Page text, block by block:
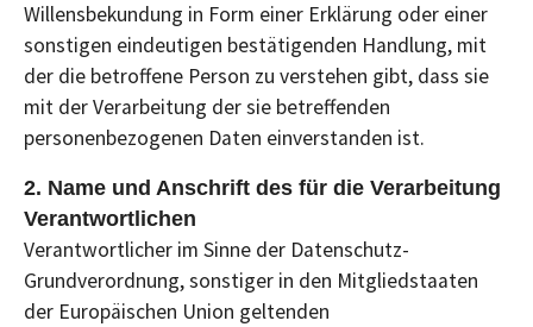
Willensbekundung in Form einer Erklärung oder einer
sonstigen eindeutigen bestätigenden Handlung, mit
der die betroffene Person zu verstehen gibt, dass sie
mit der Verarbeitung der sie betreffenden
personenbezogenen Daten einverstanden ist.
2. Name und Anschrift des für die Verarbeitung
Verantwortlichen
Verantwortlicher im Sinne der Datenschutz-
Grundverordnung, sonstiger in den Mitgliedstaaten
der Europäischen Union geltenden